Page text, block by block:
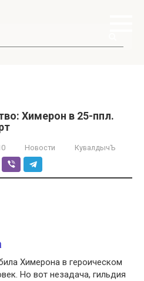
Химерон в 25-ппл.
Новости КувалдычЪ
Химерона в героическом
Но вот незадача, гильдия